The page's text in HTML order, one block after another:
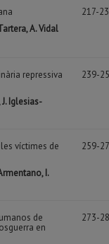
A. Vidal
217-
repressiva
J. Iglesias-
239-
víctimes de
I.
259-
de
en
273-